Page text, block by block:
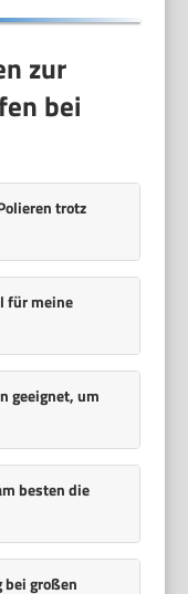
zur
bei
trotz
für meine
geeignet, um
besten die
großen